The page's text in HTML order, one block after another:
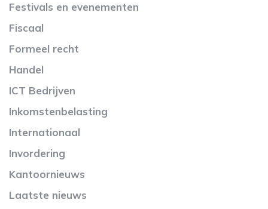
Festivals en evenementen
Fiscaal
Formeel recht
Handel
ICT Bedrijven
Inkomstenbelasting
Internationaal
Invordering
Kantoornieuws
Laatste nieuws